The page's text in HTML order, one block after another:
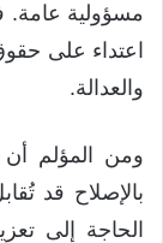
مسؤولية عامة.
اعتداء على
والعدالة.
ومن المؤلم أن
بالإصلاح قد
الحاجة إلى